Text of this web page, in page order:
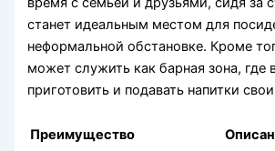
станет идеальным местом для
неформальной обстановке. Кроме
может служить как барная зона, где
приготовить и подавать напитки
Преимущество